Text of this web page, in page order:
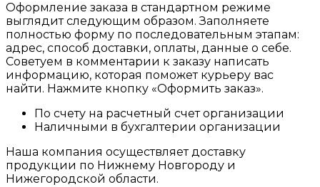
Оформление заказа в стандартном режиме
выглядит следующим образом. Заполняете
полностью форму по последовательным этапам:
адрес, способ доставки, оплаты, данные о себе.
Советуем в комментарии к заказу написать
информацию, которая поможет курьеру вас
найти. Нажмите кнопку «Оформить заказ».
По счету на расчетный счет организации
Наличными в бухгалтерии организации
Наша компания осуществляет доставку
продукции по Нижнему Новгороду и
Нижегородской области.